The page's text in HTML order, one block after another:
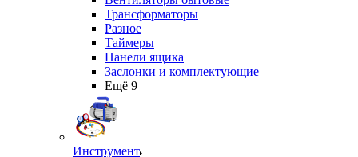
Трансформаторы
Разное
Таймеры
Панели ящика
Заслонки и комплектующие
Ещё 9
Инструмент